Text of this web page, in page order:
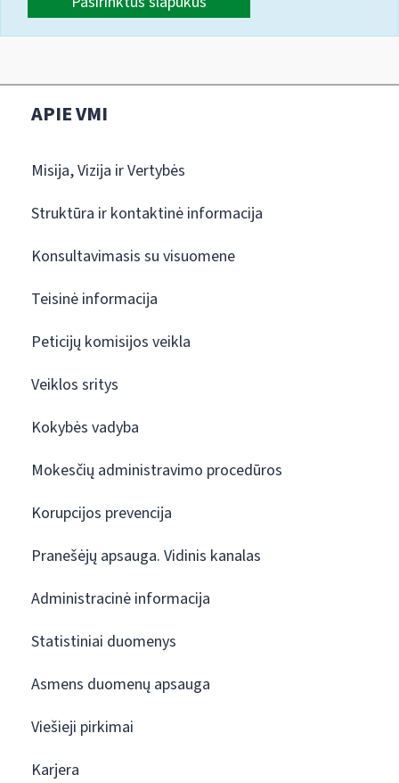
APIE VMI
Misija, Vizija ir Vertybės
Struktūra ir kontaktinė informacija
Konsultavimasis su visuomene
Teisinė informacija
Peticijų komisijos veikla
Veiklos sritys
Kokybės vadyba
Mokesčių administravimo procedūros
Korupcijos prevencija
Pranešėjų apsauga. Vidinis kanalas
Administracinė informacija
Statistiniai duomenys
Asmens duomenų apsauga
Viešieji pirkimai
Karjera